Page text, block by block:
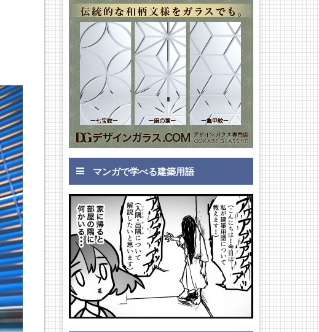
マンガで学べる建築用語